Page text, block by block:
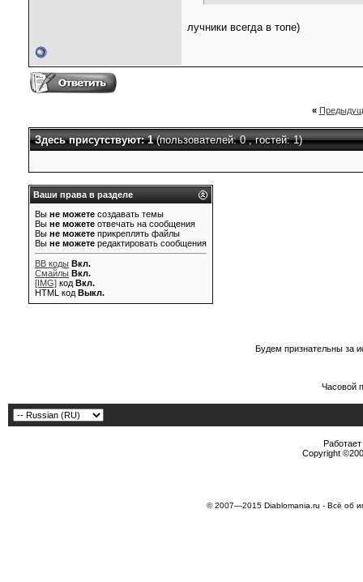
лучники всегда в топе)
«
Здесь присутствуют: 1(пользователей: 0 , гостей: 1)
Ваши права в разделе
Вы не можете создавать темы
Вы не можете отвечать на сообщения
Вы не можете прикреплять файлы
Вы не можете редактировать сообщения
BB коды Вкл.
Смайлы Вкл.
[IMG] код Вкл.
HTML код Выкл.
Будем признательны за
Часовой
Copyright
© 2007—2015 Diablomania.ru - Всё об